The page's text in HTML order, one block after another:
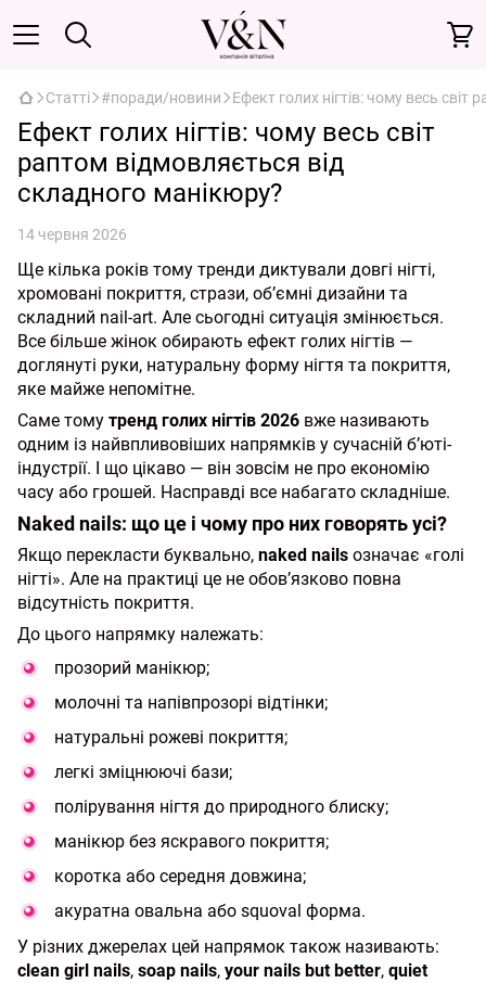
Статті #поради/новини Ефект голих нігтів: чому весь
Ефект голих нігтів: чому весь світ
раптом відмовляється від
складного манікюру?
14 червня 2026
Ще кілька років тому тренди диктували довгі нігті,
хромовані покриття, стрази, об’ємні дизайни та
складний nail-art. Але сьогодні ситуація змінюється.
Все більше жінок обирають ефект голих нігтів —
доглянуті руки, натуральну форму нігтя та покриття,
яке майже непомітне.
Саме тому тренд голих нігтів 2026 вже називають
одним із найвпливовіших напрямків у сучасній б’юті-
індустрії. І що цікаво — він зовсім не про економію
часу або грошей. Насправді все набагато складніше.
Naked nails: що це і чому про них говорять усі?
Якщо перекласти буквально, naked nails означає «голі
нігті». Але на практиці це не обов’язково повна
відсутність покриття.
До цього напрямку належать:
прозорий манікюр;
молочні та напівпрозорі відтінки;
натуральні рожеві покриття;
легкі зміцнюючі бази;
полірування нігтя до природного блиску;
манікюр без яскравого покриття;
коротка або середня довжина;
акуратна овальна або squoval форма.
У різних джерелах цей напрямок також називають:
clean girl nails, soap nails, your nails but better, quiet